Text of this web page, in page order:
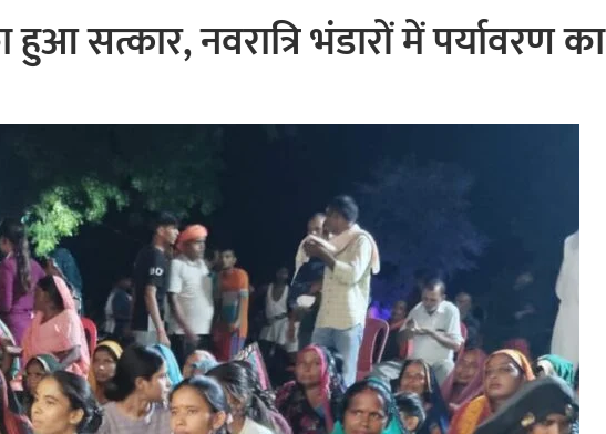
सत्कार, नवरात्रि भंडारों में पर्यावरण का